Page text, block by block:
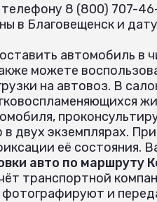
8 (800) 707-
в Благовещенск и
автомобиль в
можете
на автовоз. В
двух экземплярах.
её состояния.
авто по маршруту
транспортной
и